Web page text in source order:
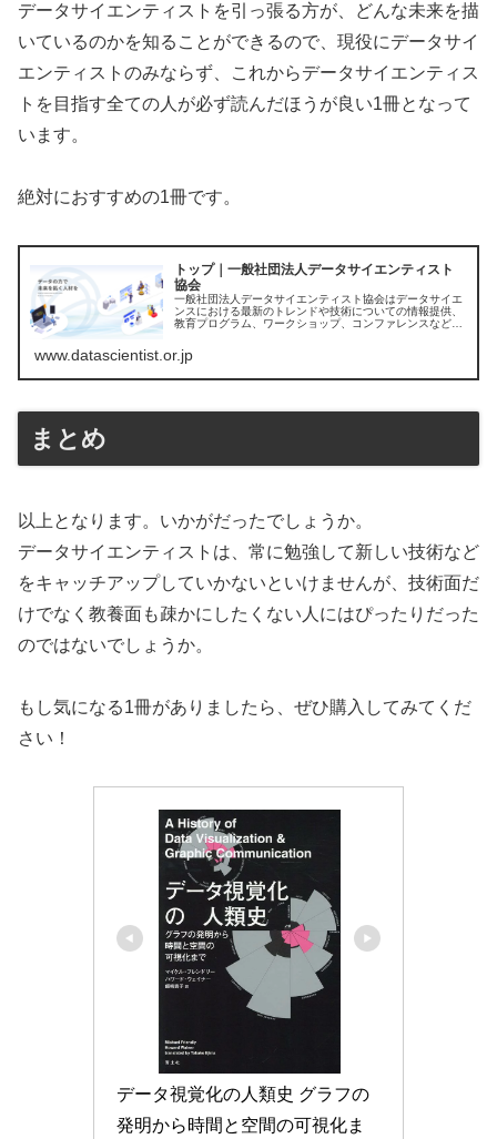
データサイエンティストを引っ張る方が、どんな未来を描
いているのかを知ることができるので、現役にデータサイ
エンティストのみならず、これからデータサイエンティス
トを目指す全ての人が必ず読んだほうが良い1冊となって
います。
絶対におすすめの1冊です。
トップ｜一般社団法人データサイエンティスト
協会
一般社団法人データサイエンティスト協会はデータサイエ
ンスにおける最新のトレンドや技術についての情報提供、
教育プログラム、ワークショップ、コンファレンスなどの
支援しています。
www.datascientist.or.jp
まとめ
以上となります。いかがだったでしょうか。
データサイエンティストは、常に勉強して新しい技術など
をキャッチアップしていかないといけませんが、技術面だ
けでなく教養面も疎かにしたくない人にはぴったりだった
のではないでしょうか。
もし気になる1冊がありましたら、ぜひ購入してみてくだ
さい！
データ視覚化の人類史 グラフの
発明から時間と空間の可視化ま